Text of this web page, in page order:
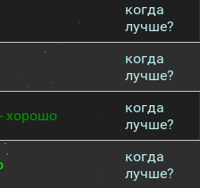
когда
лучше?
когда
лучше?
- хорошо
когда
лучше?
когда
лучше?